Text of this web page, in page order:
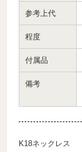
参考上代
程度
付属品
備考
K18ネックレス